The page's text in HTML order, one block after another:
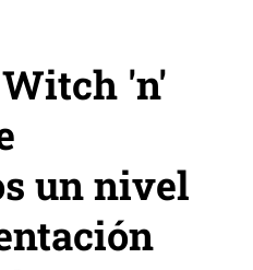
'n'
un nivel